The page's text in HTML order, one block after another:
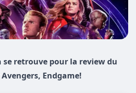
se retrouve pour la review du
Endgame!